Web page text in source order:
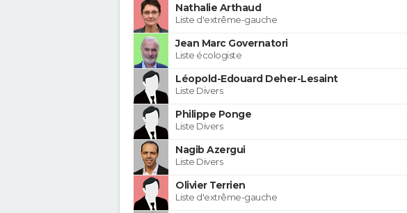
Nathalie Arthaud
Liste d'extrême-gauche
Jean Marc Governatori
Liste écologiste
Léopold-Edouard Deher-Lesaint
Liste Divers
Philippe Ponge
Liste Divers
Nagib Azergui
Liste Divers
Olivier Terrien
Liste d'extrême-gauche